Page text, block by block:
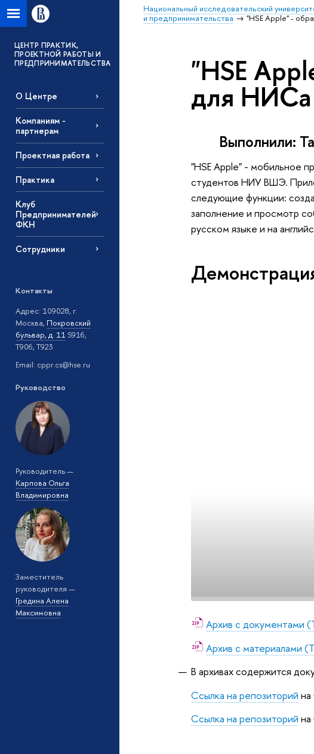
Национальный исследовательский
и предпринимательства
"HSE Apple" -
ЦЕНТР ПРАКТИК,
ПРОЕКТНОЙ РАБОТЫ И
ПРЕДПРИНИМАТЕЛЬСТВА
О Центре
Компаниям -
партнерам
Проектная работа
Практика
Клуб
Предпринимателей
ФКН
Сотрудники
Контакты
Адрес: 109028, г.
Москва, Покровский
бульвар, д. 11 S916,
T906, T923
Email: cppr.cs@hse.ru
Руководство
Руководитель —
Карпова Ольга
Владимировна
Заместитель
руководителя —
Гредина Алена
Максимовна
"HSE
для НИСа
Выполнили:
"HSE Apple" - мобильное
студентов НИУ ВШЭ.
следующие функции:
заполнение и просмотр
русском языке и на
Архив с документами
Архив с материалами
В архивах содержится
Ссылка на репозиторий
Ссылка на репозиторий на